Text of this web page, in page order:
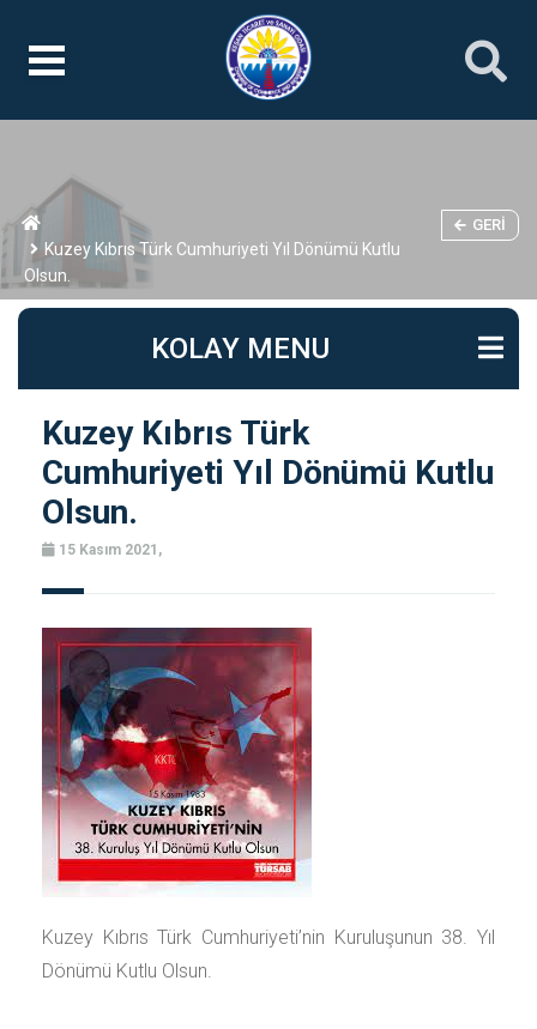
Kuzey Kıbrıs Türk Cumhuriyeti Yıl Dönümü Kutlu
Olsun.
GERI
KOLAY MENU
Kuzey Kıbrıs Türk
Cumhuriyeti Yıl Dönümü Kutlu
Olsun.
15 Kasım 2021,
Kuzey Kıbrıs Türk Cumhuriyeti’nin Kuruluşunun 38. Yıl
Dönümü Kutlu Olsun.